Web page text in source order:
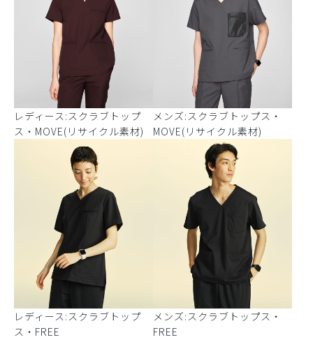
レディース:スクラブトップ
ス・MOVE(リサイクル素材)
メンズ:スクラブトップス・
MOVE(リサイクル素材)
レディース:スクラブトップ
ス・FREE
メンズ:スクラブトップス・
FREE